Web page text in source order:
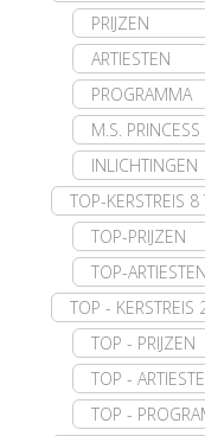
PRIJZEN
ARTIESTEN
PROGRAMMA
M.S. PRINCESS
INLICHTINGEN
TOP-KERSTREIS
TOP-PRIJZEN
TOP-ARTIESTEN
TOP -
TOP - PRIJZEN
TOP -
TOP -